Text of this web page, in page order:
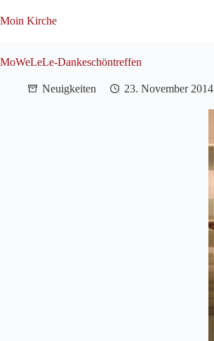
Inhalt
Moin Kirche
MoWeLeLe-Dankeschöntreffen
Neuigkeiten 23. November 2014